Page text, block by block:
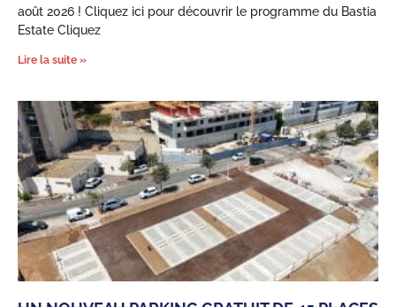
août 2026 ! Cliquez ici pour découvrir le programme du Bastia
Estate Cliquez
Lire la suite »